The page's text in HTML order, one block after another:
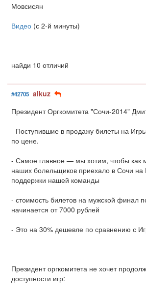
Мовсисян
Видео (с 2-й минуты)
найди 10 отличий
#42705 alkuz
Президент Оргкомитета "Сочи-2014"
- Поступившие в продажу билеты на
по цене.
- Самое главное — мы хотим, чтобы как
наших болельщиков приехало в Сочи на
поддержки нашей команды
- стоимость билетов на мужской финал
начинается от 7000 рублей
- Это на 30% дешевле по сравнению с
Президент оргкомитета не хочет
доступности игр: